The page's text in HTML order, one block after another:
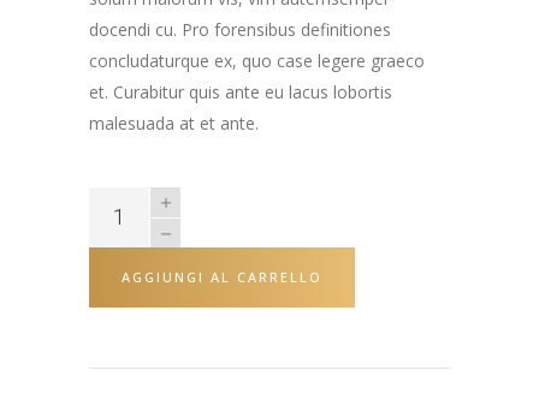
docendi cu. Pro forensibus definitiones
concludaturque ex, quo case legere graeco
et. Curabitur quis ante eu lacus lobortis
malesuada at et ante.
AGGIUNGI AL CARRELLO